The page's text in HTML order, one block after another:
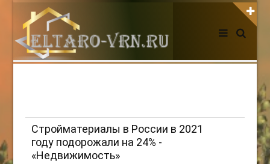
АВТОРИЗАЦИЯ НА САЙТЕ
Регистрация
НОВОСТИ СЕГОДНЯ
Стройматериалы в России в 2021
году подорожали на 24% -
«Недвижимость»